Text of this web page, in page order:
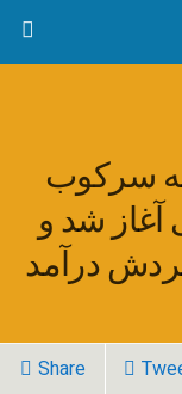
سرکوب
آغاز شد و
درآمد
Share